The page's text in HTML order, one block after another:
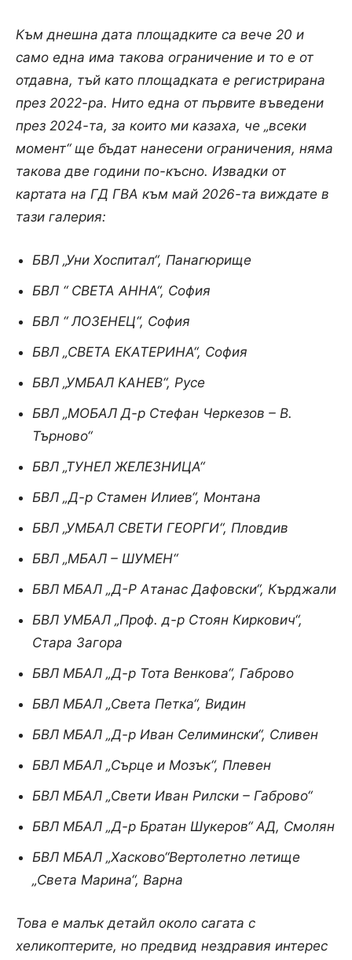
Към днешна дата площадките са вече 20 и
само една има такова ограничение и то е от
отдавна, тъй като площадката е регистрирана
през 2022-ра. Нито една от първите въведени
през 2024-та, за които ми казаха, че „всеки
момент“ ще бъдат нанесени ограничения, няма
такова две години по-късно. Извадки от
картата на ГД ГВА към май 2026-та виждате в
тази галерия:
БВЛ „Уни Хоспитал“, Панагюрище
БВЛ “ СВЕТА АННА“, София
БВЛ “ ЛОЗЕНЕЦ“, София
БВЛ „СВЕТА ЕКАТЕРИНА“, София
БВЛ „УМБАЛ КАНЕВ“, Русе
БВЛ „МОБАЛ Д-р Стефан Черкезов – В.
Търново“
БВЛ „ТУНЕЛ ЖЕЛЕЗНИЦА“
БВЛ „Д-р Стамен Илиев“, Монтана
БВЛ „УМБАЛ СВЕТИ ГЕОРГИ“, Пловдив
БВЛ „МБАЛ – ШУМЕН“
БВЛ МБАЛ „Д-Р Атанас Дафовски“, Кърджали
БВЛ УМБАЛ „Проф. д-р Стоян Киркович“,
Стара Загора
БВЛ МБАЛ „Д-р Тота Венкова“, Габрово
БВЛ МБАЛ „Света Петка“, Видин
БВЛ МБАЛ „Д-р Иван Селимински“, Сливен
БВЛ МБАЛ „Сърце и Мозък“, Плевен
БВЛ МБАЛ „Свети Иван Рилски – Габрово“
БВЛ МБАЛ „Д-р Братан Шукеров“ АД, Смолян
БВЛ МБАЛ „Хасково“Вертолетно летище
„Света Марина“, Варна
Това е малък детайл около сагата с
хеликоптерите, но предвид нездравия интерес